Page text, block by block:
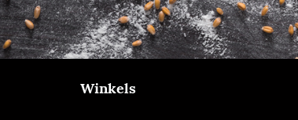
Winkels